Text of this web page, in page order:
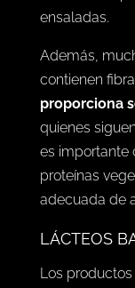
ensaladas.
Además,
contienen
proporciona
quienes
es importante
proteínas
adecuada de
LÁCTEOS
Los